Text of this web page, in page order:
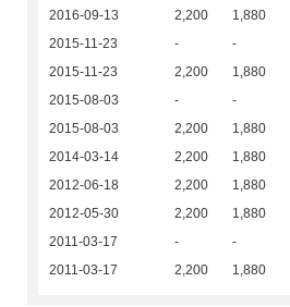
2016-09-13
2,200 1,880
2015-11-23
- -
2015-11-23
2,200 1,880
2015-08-03
- -
2015-08-03
2,200 1,880
2014-03-14
2,200 1,880
2012-06-18
2,200 1,880
2012-05-30
2,200 1,880
2011-03-17
- -
2011-03-17
2,200 1,880